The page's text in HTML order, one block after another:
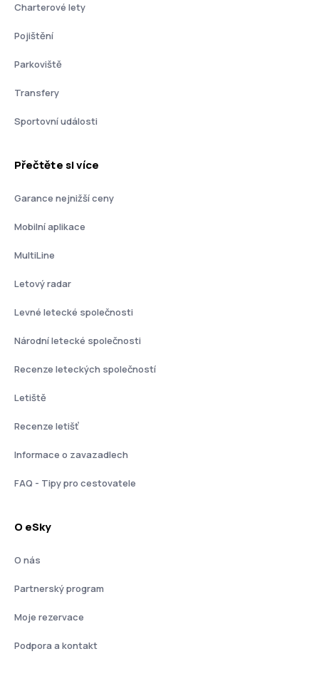
Charterové lety
Pojištění
Parkoviště
Transfery
Sportovní události
Přečtěte si více
Garance nejnižší ceny
Mobilní aplikace
MultiLine
Letový radar
Levné letecké společnosti
Národní letecké společnosti
Recenze leteckých společností
Letiště
Recenze letišť
Informace o zavazadlech
FAQ - Tipy pro cestovatele
O eSky
O nás
Partnerský program
Moje rezervace
Podpora a kontakt